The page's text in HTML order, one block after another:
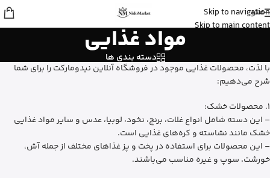
Skip to navigation
Skip to main content
منو
مواد غذایی
دسته بندی ها
با لذت، محصولات غذایی موجود در فروشگاه آنلاین نیدومارکت را برای شما
شرح می‌دهیم:
1. محصولات خشک:
– این دسته شامل انواع غلات، برنج، نخود، لوبیا، عدس و سایر مواد غذایی
خشک مانند نشاسته و کره‌های غذایی است.
– این محصولات برای استفاده در پخت و پز غذاهای مختلف از جمله آش،
خورشت، سوپ و غیره مناسب می‌باشند.
عمراناز رشت
شیرخشک پدیاشور وانیلی رو خرید کرد